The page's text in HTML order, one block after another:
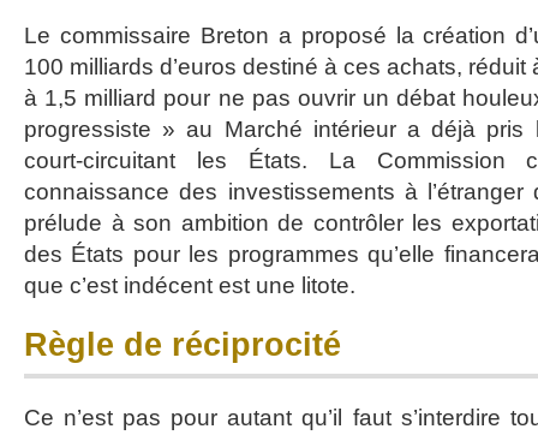
Le commissaire Breton a proposé la création
100 milliards d’euros destiné à ces achats,
à 1,5 milliard pour ne pas ouvrir un débat
progressiste » au Marché intérieur a déjà pris
court-circuitant les États. La Commission
connaissance des investissements à l’étranger
prélude à son ambition de contrôler les
des États pour les programmes qu’elle
que c’est indécent est une litote.
Règle de réciprocité
Ce n’est pas pour autant qu’il faut s’interdire